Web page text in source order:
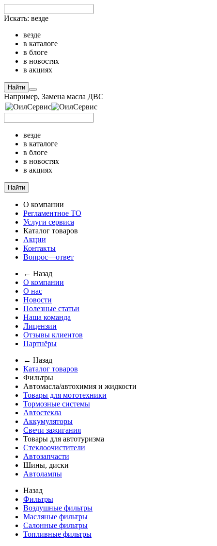
Искать: везде
везде
в каталоге
в блоге
в новостях
в акциях
Найти
Например, Замена масла ДВС
везде
в каталоге
в блоге
в новостях
в акциях
Найти
О компании
Регламентное ТО
Услуги сервиса
Каталог товаров
Акции
Контакты
Вопрос—ответ
← Назад
О компании
О нас
Новости
Полезные статьи
Наша команда
Лицензии
Отзывы клиентов
Партнёры
← Назад
Каталог товаров
Фильтры
Автомасла/автохимия и жидкости
Товары для мототехники
Тормозные системы
Автостекла
Аккумуляторы
Свечи зажигания
Товары для автотуризма
Стеклоочистители
Автозапчасти
Шины, диски
Автолампы
Назад
Фильтры
Воздушные фильтры
Масляные фильтры
Салонные фильтры
Топливные фильтры